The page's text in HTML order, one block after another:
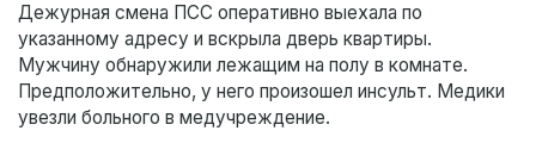
Дежурная смена ПСС оперативно выехала по
указанному адресу и вскрыла дверь квартиры.
Мужчину обнаружили лежащим на полу в комнате.
Предположительно, у него произошел инсульт. Медики
увезли больного в медучреждение.